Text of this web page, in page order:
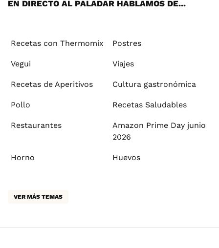
EN DIRECTO AL PALADAR HABLAMOS DE...
Recetas con Thermomix Postres
Vegui Viajes
Recetas de Aperitivos Cultura gastronómica
Pollo Recetas Saludables
Restaurantes
Amazon Prime Day junio
2026
Horno Huevos
VER MÁS TEMAS